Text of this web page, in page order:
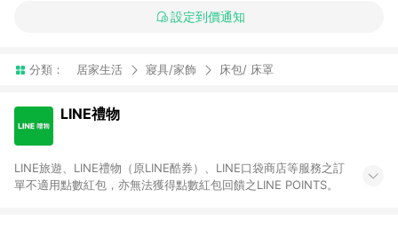
設定到價通知
分類： 居家生活 寢具/家飾 床包/ 床罩
LINE禮物
LINE旅遊、LINE禮物（原LINE酷券）、LINE口袋商店等服務之訂
單不適用點數紅包，亦無法獲得點數紅包回饋之LINE POINTS。